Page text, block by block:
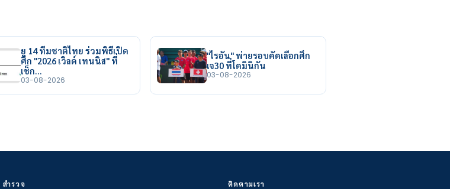
ยู 14 ทีมชาติไทย ร่วมพิธีเปิด
ศึก "2026 เวิลด์ เทนนิส" ที่
เช็ก…
03-08-2026
"ไรอัน" พ่ายรอบคัดเลือกศึก
เจ30 ที่โดมินิกัน
03-08-2026
สำรวจ ติดตามเรา